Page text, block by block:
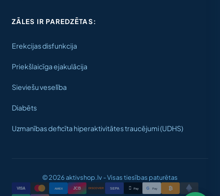
ZĀLES IR PAREDZĒTAS:
Erekcijas disfunkcija
Priekšlaicīga ejakulācija
Sieviešu veselība
Diabēts
Uzmanības deficīta hiperaktivitātes traucējumi (UDHS)
© 2026 aktivshop.lv - Visas tiesības paturētas
VISA AMEX JCB DISCOVER SEPA  Pay G Pay ₿